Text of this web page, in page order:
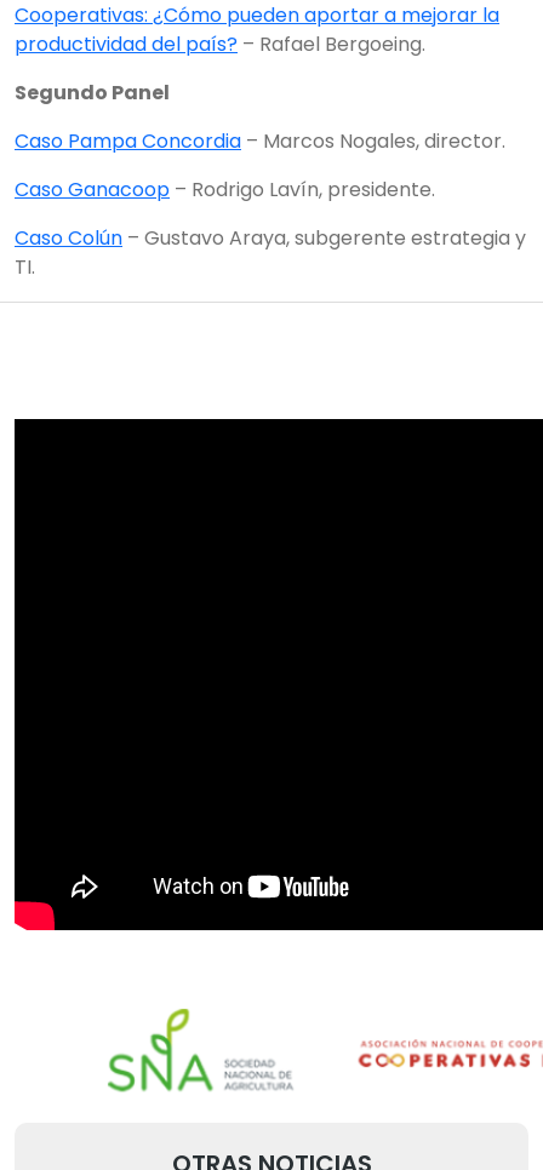
Cooperativas: ¿Cómo pueden aportar a mejorar la
productividad del país? – Rafael Bergoeing.
Segundo Panel
Caso Pampa Concordia – Marcos Nogales, director.
Caso Ganacoop – Rodrigo Lavín, presidente.
Caso Colún – Gustavo Araya, subgerente estrategia y
TI.